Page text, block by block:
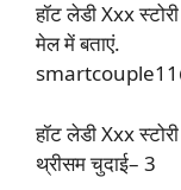
हॉट लेडी Xxx
मेल में बताएं.
हॉट लेडी Xxx
थ्रीसम चुदाई– 3